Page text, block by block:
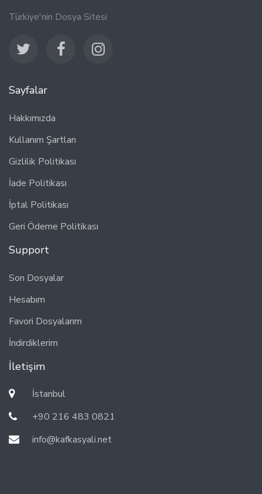
Türkiye'nin Dosya Sitesi
Sayfalar
Hakkımızda
Kullanım Şartları
Gizlilik Politikası
İade Politikası
İptal Politikası
Geri Ödeme Politikası
Support
Son Dosyalar
Hesabım
Favori Dosyalarım
İndirdiklerim
İletişim
İstanbul
+90 216 483 0821
info@kafkasyali.net